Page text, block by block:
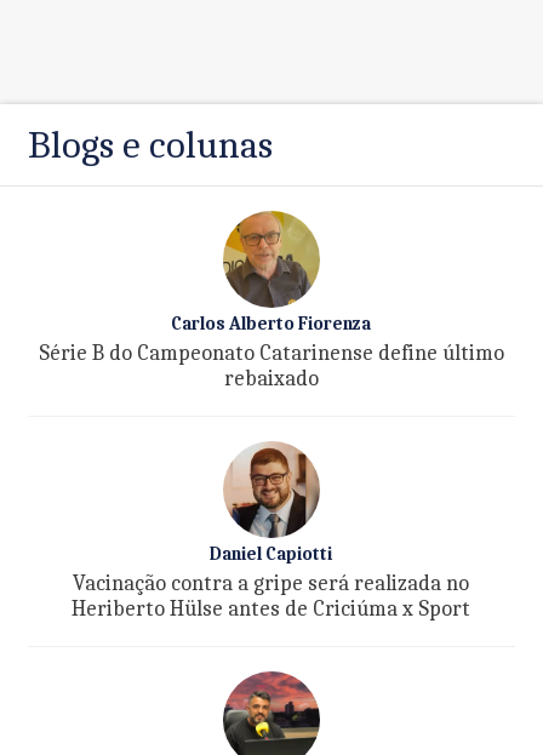
Blogs e colunas
Carlos Alberto Fiorenza
Série B do Campeonato Catarinense define último
rebaixado
Daniel Capiotti
Vacinação contra a gripe será realizada no
Heriberto Hülse antes de Criciúma x Sport